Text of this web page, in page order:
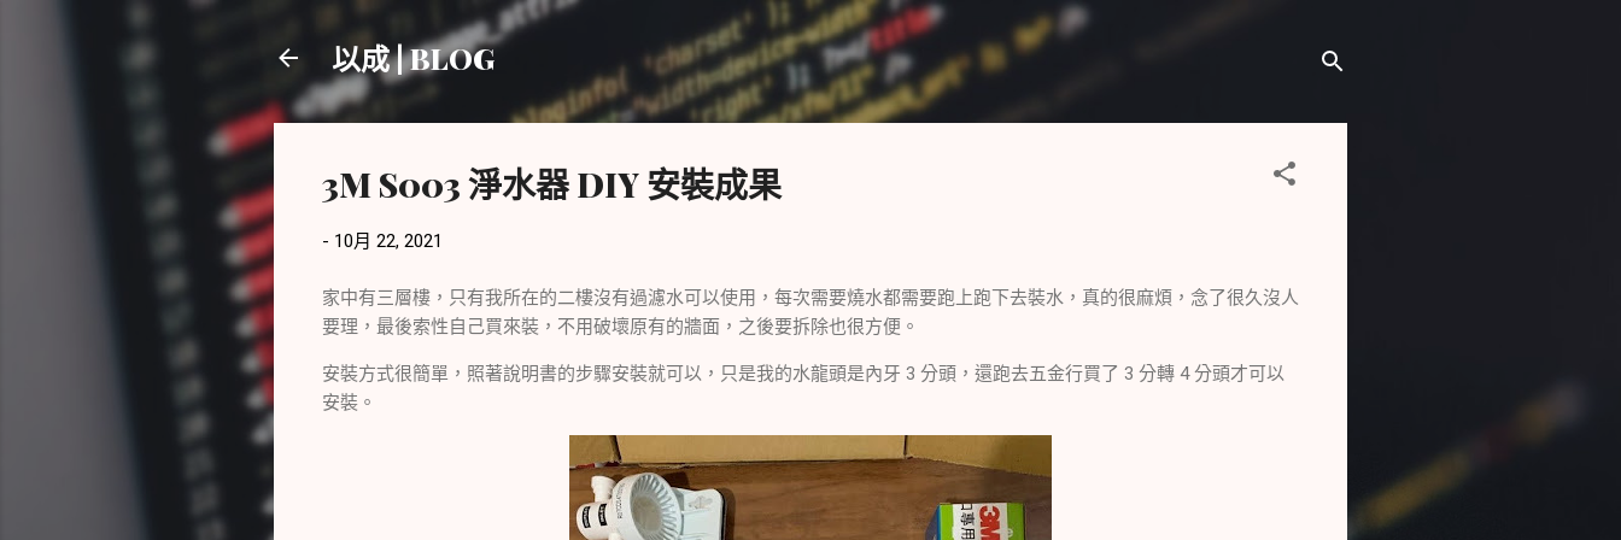
跳到主要內容
以成 | BLOG
3M S003 淨水器 DIY 安裝成果
- 10月 22, 2021
家中有三層樓，只有我所在的二樓沒有過濾水可以使用，每次需要燒水都需要跑上跑下去裝水，真的很麻煩，念了很久沒人
要理，最後索性自己買來裝，不用破壞原有的牆面，之後要拆除也很方便。
安裝方式很簡單，照著說明書的步驟安裝就可以，只是我的水龍頭是內牙 3 分頭，還跑去五金行買了 3 分轉 4 分頭才可以
安裝。